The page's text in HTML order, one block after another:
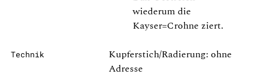
wiederum die
Kayser=Crohne ziert.
Technik
Kupferstich/Radierung: ohne
Adresse